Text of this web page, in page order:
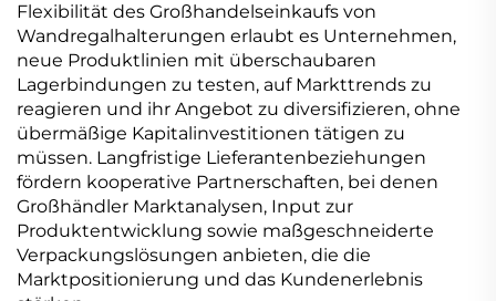
Flexibilität des Großhandelseinkaufs von
Wandregalhalterungen erlaubt es Unternehmen,
neue Produktlinien mit überschaubaren
Lagerbindungen zu testen, auf Markttrends zu
reagieren und ihr Angebot zu diversifizieren, ohne
übermäßige Kapitalinvestitionen tätigen zu
müssen. Langfristige Lieferantenbeziehungen
fördern kooperative Partnerschaften, bei denen
Großhändler Marktanalysen, Input zur
Produktentwicklung sowie maßgeschneiderte
Verpackungslösungen anbieten, die die
Marktpositionierung und das Kundenerlebnis